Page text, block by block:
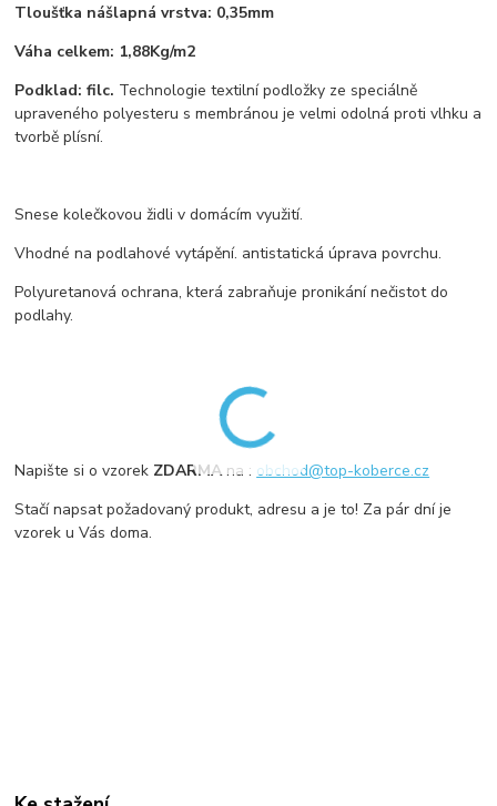
Tloušťka nášlapná vrstva: 0,35mm
Váha celkem: 1,88Kg/m2
Podklad: filc. Technologie textilní podložky ze speciálně
upraveného polyesteru s membránou je velmi odolná proti vlhku a
tvorbě plísní.
Snese kolečkovou židli v domácím využití.
Vhodné na podlahové vytápění. antistatická úprava povrchu.
Polyuretanová ochrana, která zabraňuje pronikání nečistot do
podlahy.
Napište si o vzorek ZDARMAna : obchod@top-koberce.cz
Stačí napsat požadovaný produkt, adresu a je to! Za pár dní je
vzorek u Vás doma.